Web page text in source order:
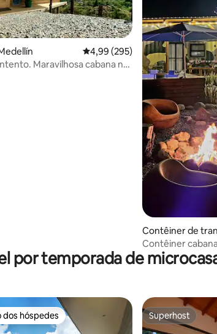
de 5, 345 avaliações
4,99 de uma avaliação média
4,99 (295)
Maravilhosa cabana na
Contêiner de
petrán
Contêiner
Churrasqueira +
fogueira
por temporada de
dos hóspedes
dos hóspedes Superhost
Superhost